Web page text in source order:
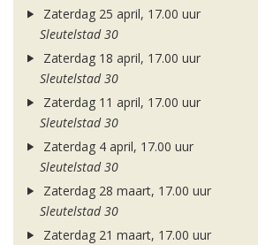
Zaterdag 25 april, 17.00 uur
Sleutelstad 30
Zaterdag 18 april, 17.00 uur
Sleutelstad 30
Zaterdag 11 april, 17.00 uur
Sleutelstad 30
Zaterdag 4 april, 17.00 uur
Sleutelstad 30
Zaterdag 28 maart, 17.00 uur
Sleutelstad 30
Zaterdag 21 maart, 17.00 uur